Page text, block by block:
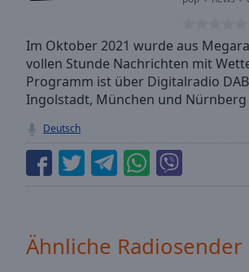
Stream
Seek to
live,
currently
behind
Remaining
Time-
Chapters
Im Oktober 2021 wurde aus
vollen Stunde Nachrichten mit
Programm ist über Digitalradio
Ingolstadt, München und
Deutsch
Ähnliche Radiosender